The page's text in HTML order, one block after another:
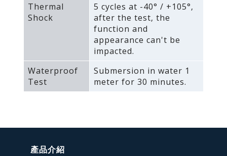
Thermal
Shock
5 cycles at -40° / +105°‚
after the test‚ the
function and
appearance can't be
impacted.
Waterproof
Test
Submersion in water 1
meter for 30 minutes.
產品介紹